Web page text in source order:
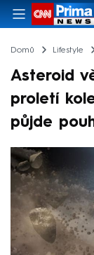
Domů Lifestyle
Asteroid
proletí
půjde